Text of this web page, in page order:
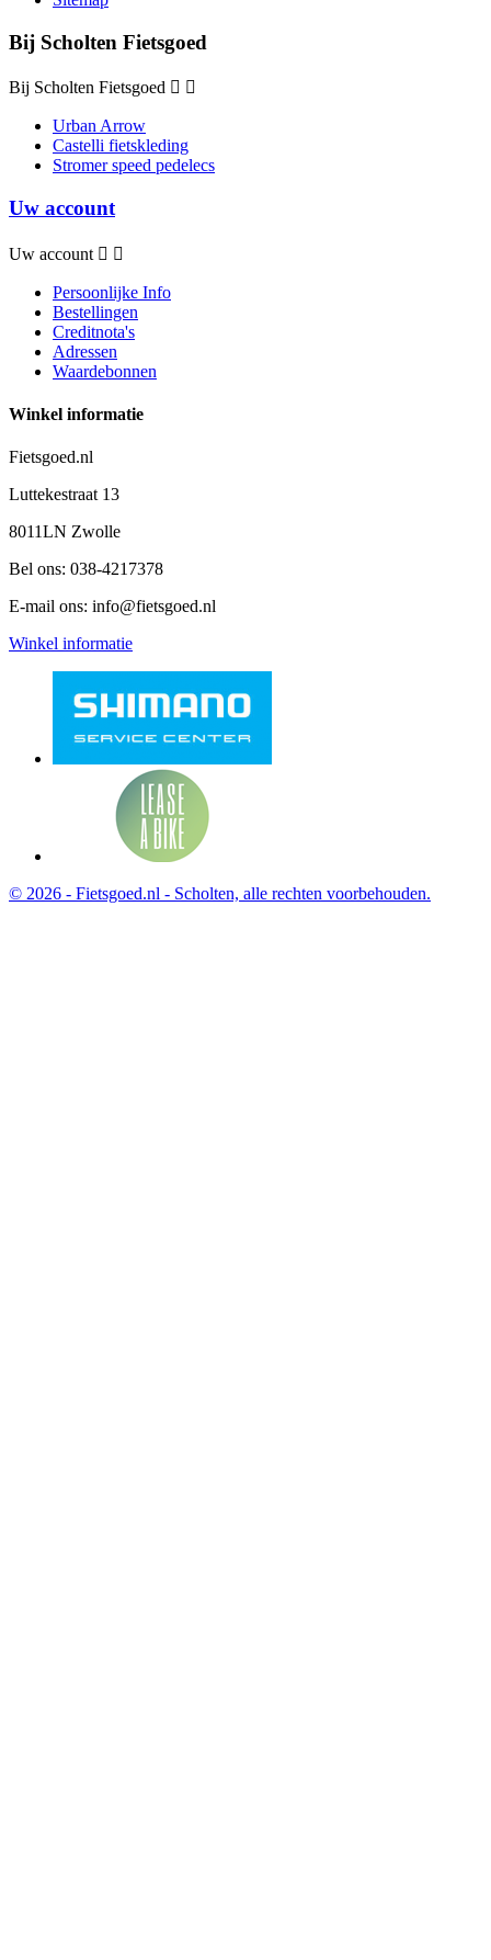
Bij Scholten Fietsgoed
Bij Scholten Fietsgoed  
Urban Arrow
Castelli fietskleding
Stromer speed pedelecs
Uw account
Uw account  
Persoonlijke Info
Bestellingen
Creditnota's
Adressen
Waardebonnen
Winkel informatie
Fietsgoed.nl
Luttekestraat 13
8011LN Zwolle
Bel ons: 038-4217378
E-mail ons: info@fietsgoed.nl
Winkel informatie
© 2026 - Fietsgoed.nl - Scholten, alle rechten voorbehouden.